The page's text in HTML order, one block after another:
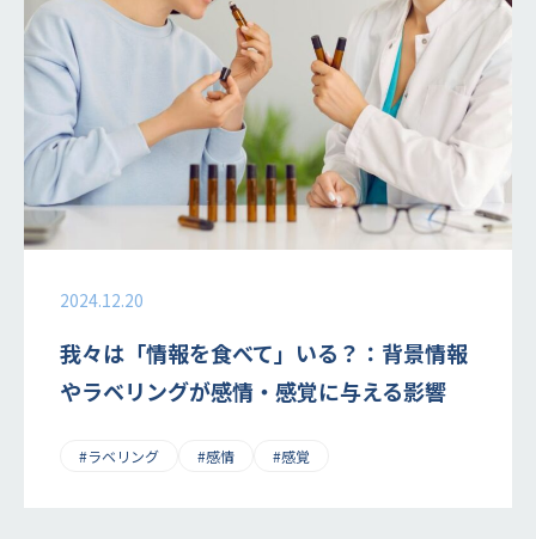
2024.12.20
我々は「情報を食べて」いる？：背景情報
やラベリングが感情・感覚に与える影響
#ラベリング #感情 #感覚